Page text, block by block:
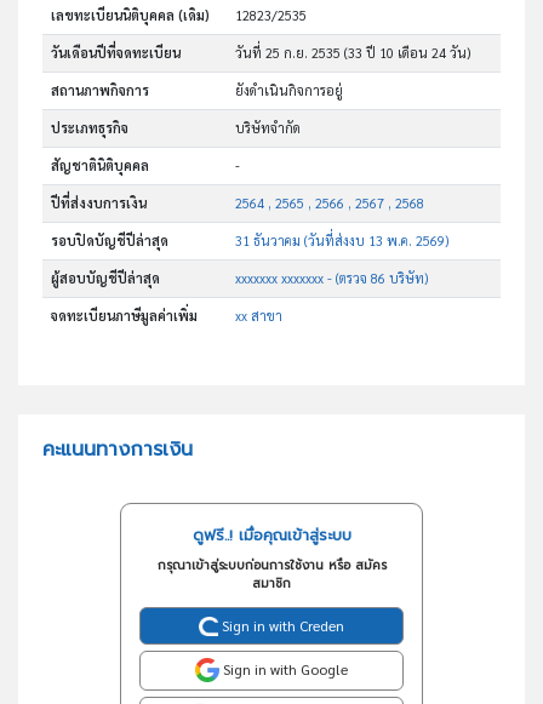
เลขทะเบียนนิติบุคคล (เดิม) 12823/2535
วันเดือนปีที่จดทะเบียน วันที่ 25 ก.ย. 2535(33 ปี 10 เดือน 24 วัน)
สถานภาพกิจการ ยังดำเนินกิจการอยู่
ประเภทธุรกิจ บริษัทจำกัด
สัญชาตินิติบุคคล -
ปีที่ส่งงบการเงิน 2564 , 2565 , 2566 , 2567 , 2568
รอบปิดบัญชีปีล่าสุด 31 ธันวาคม (วันที่ส่งงบ 13 พ.ค. 2569)
ผู้สอบบัญชีปีล่าสุด xxxxxxx xxxxxxx - (ตรวจ 86 บริษัท)
จดทะเบียนภาษีมูลค่าเพิ่ม xx สาขา
คะแนนทางการเงิน
ดูฟรี..! เมื่อคุณเข้าสู่ระบบ
กรุณาเข้าสู่ระบบก่อนการใช้งาน หรือ สมัคร
สมาชิก
Sign in with Creden
Sign in with Google